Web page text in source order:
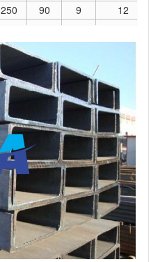
250 90 9
12
280 85 9,9
12
90
300 88
300 90 12
380 100
12
400 100 10.5 12